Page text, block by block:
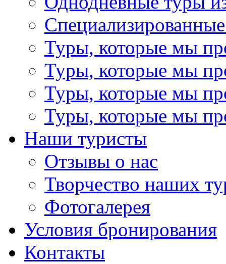
Туры, которые мы
Туры, которые мы
Туры, которые мы
Туры, которые мы
Наши туристы
Отзывы о нас
Творчество наших
Фотогалерея
Условия бронирования
Контакты